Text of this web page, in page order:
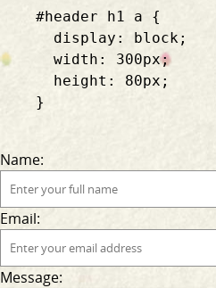
    #header h1 a {
      display: block;
      width: 300px;
      height: 80px;
    }
Name:
Email:
Message: